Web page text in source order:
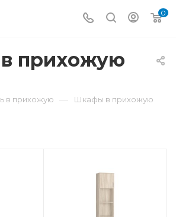
0
прихожую
в прихожую — Шкафы в прихожую